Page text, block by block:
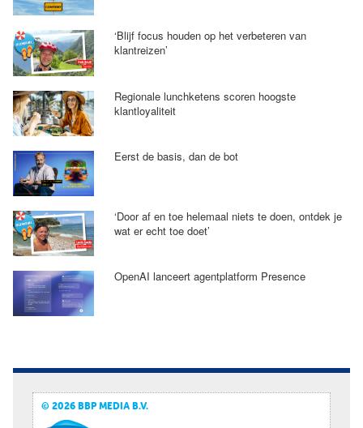
‘Blijf focus houden op het verbeteren van
klantreizen’
Regionale lunchketens scoren hoogste
klantloyaliteit
Eerst de basis, dan de bot
‘Door af en toe helemaal niets te doen, ontdek je
wat er echt toe doet’
OpenAI lanceert agentplatform Presence
© 2026 BBP MEDIA B.V.